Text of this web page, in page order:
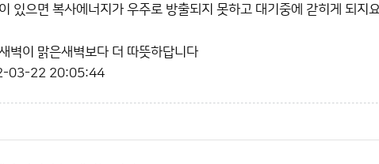
있으면 복사에너지가 우주로 방출되지 못하고 대기중에 갇히게 되지
벽이 맑은새벽보다 더 따뜻하답니다
03-22 20:05:44